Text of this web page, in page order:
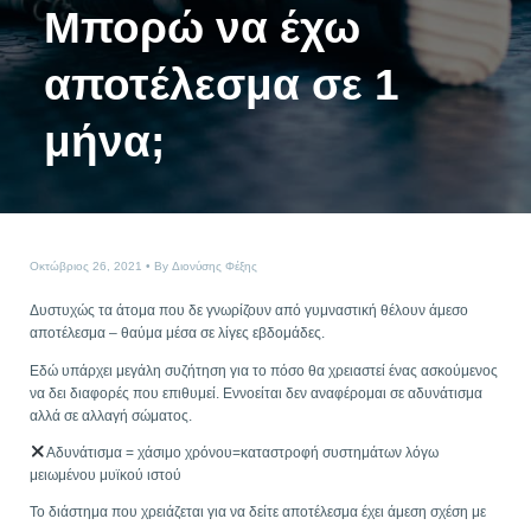
Μπορώ να έχω
αποτέλεσμα σε 1
μήνα;
Οκτώβριος 26, 2021 By Διονύσης Φέξης
Δυστυχώς τα άτομα που δε γνωρίζουν από γυμναστική θέλουν άμεσο
αποτέλεσμα – θαύμα μέσα σε λίγες εβδομάδες.
Εδώ υπάρχει μεγάλη συζήτηση για το πόσο θα χρειαστεί ένας ασκούμενος
να δει διαφορές που επιθυμεί. Εννοείται δεν αναφέρομαι σε αδυνάτισμα
αλλά σε αλλαγή σώματος.
Αδυνάτισμα = χάσιμο χρόνου=καταστροφή συστημάτων λόγω
μειωμένου μυϊκού ιστού
Το διάστημα που χρειάζεται για να δείτε αποτέλεσμα έχει άμεση σχέση με